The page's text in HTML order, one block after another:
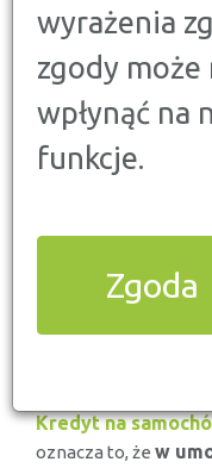
wyrażenia
zgody
wpłynąć na
funkcje.
Zgoda
charakteryzuje się
jest to najlepsze
Czym
kredyt
Kredyt na
oznacza to, że w